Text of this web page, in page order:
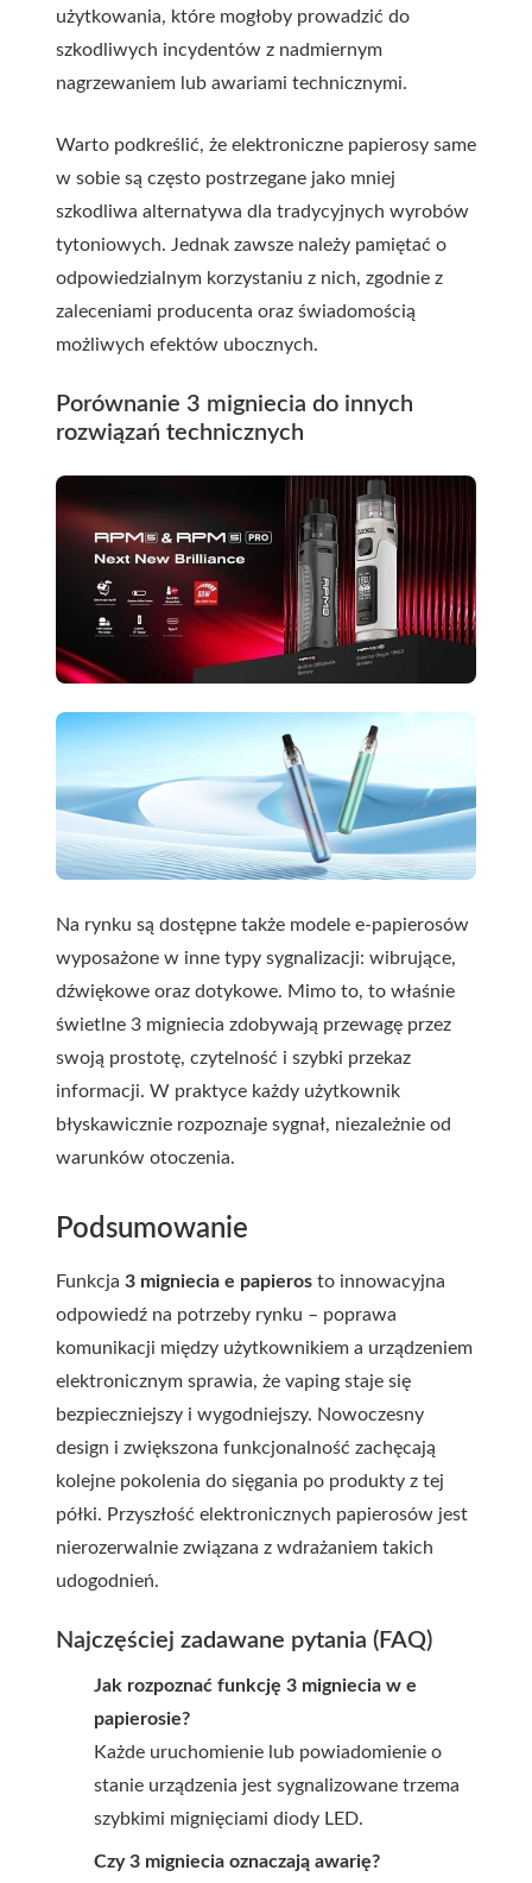
użytkowania, które mogłoby prowadzić do
szkodliwych incydentów z nadmiernym
nagrzewaniem lub awariami technicznymi.
Warto podkreślić, że elektroniczne papierosy same
w sobie są często postrzegane jako mniej
szkodliwa alternatywa dla tradycyjnych wyrobów
tytoniowych. Jednak zawsze należy pamiętać o
odpowiedzialnym korzystaniu z nich, zgodnie z
zaleceniami producenta oraz świadomością
możliwych efektów ubocznych.
Porównanie 3 migniecia do innych
rozwiązań technicznych
Na rynku są dostępne także modele e-papierosów
wyposażone w inne typy sygnalizacji: wibrujące,
dźwiękowe oraz dotykowe. Mimo to, to właśnie
świetlne 3 migniecia zdobywają przewagę przez
swoją prostotę, czytelność i szybki przekaz
informacji. W praktyce każdy użytkownik
błyskawicznie rozpoznaje sygnał, niezależnie od
warunków otoczenia.
Podsumowanie
Funkcja 3 migniecia e papieros to innowacyjna
odpowiedź na potrzeby rynku – poprawa
komunikacji między użytkownikiem a urządzeniem
elektronicznym sprawia, że vaping staje się
bezpieczniejszy i wygodniejszy. Nowoczesny
design i zwiększona funkcjonalność zachęcają
kolejne pokolenia do sięgania po produkty z tej
półki. Przyszłość elektronicznych papierosów jest
nierozerwalnie związana z wdrażaniem takich
udogodnień.
Najczęściej zadawane pytania (FAQ)
Jak rozpoznać funkcję 3 migniecia w e
papierosie?
Każde uruchomienie lub powiadomienie o
stanie urządzenia jest sygnalizowane trzema
szybkimi mignięciami diody LED.
Czy 3 migniecia oznaczają awarię?